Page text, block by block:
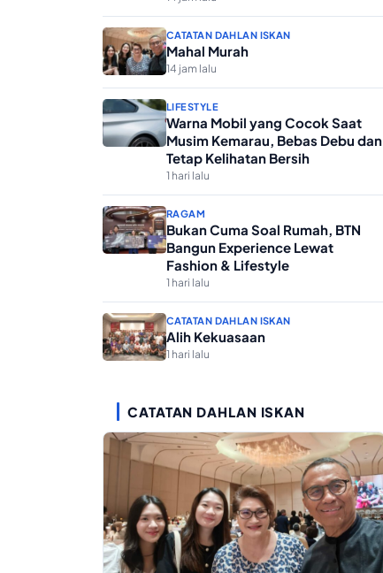
CATATAN DAHLAN ISKAN
Mahal Murah
14 jam lalu
LIFESTYLE
Warna Mobil yang Cocok Saat
Musim Kemarau, Bebas Debu dan
Tetap Kelihatan Bersih
1 hari lalu
RAGAM
Bukan Cuma Soal Rumah, BTN
Bangun Experience Lewat
Fashion & Lifestyle
1 hari lalu
CATATAN DAHLAN ISKAN
Alih Kekuasaan
1 hari lalu
CATATAN DAHLAN ISKAN